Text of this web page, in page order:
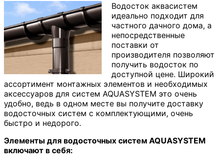
Водосток аквасистем
идеально подходит для
частного дачного дома, а
непосредственные
поставки от
производителя позволяют
получить водосток по
доступной цене. Широкий
ассортимент монтажных элементов и необходимых
аксессуаров для систем AQUASYSTEM это очень
удобно, ведь в одном месте вы получите доставку
водосточных систем с комплектующими, очень
быстро и недорого.
Элементы для водосточных систем AQUASYSTEM
включают в себя: